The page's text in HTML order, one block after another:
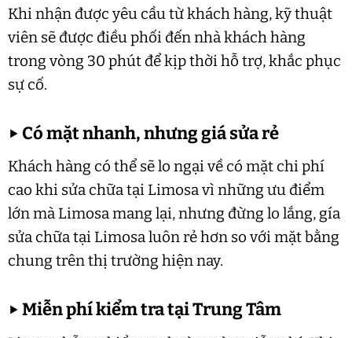
Khi nhận được yêu cầu từ khách hàng, kỹ thuật
viên sẽ được điều phối đến nhà khách hàng
trong vòng 30 phút để kịp thời hỗ trợ, khắc phục
sự cố.
▶ Có mặt nhanh, nhưng giá sửa rẻ
Khách hàng có thể sẽ lo ngại về có mặt chi phí
cao khi sửa chữa tại Limosa vì những ưu điểm
lớn mà Limosa mang lại, nhưng đừng lo lắng, gía
sửa chữa tại Limosa luôn rẻ hơn so với mặt bằng
chung trên thị trường hiện nay.
▶Miễn phí kiểm tra tại Trung Tâm